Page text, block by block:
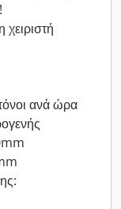
ανά ώρα